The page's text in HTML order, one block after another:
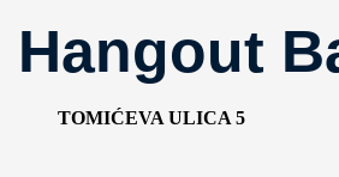
Hangout
TOMIĆEVA ULICA 5